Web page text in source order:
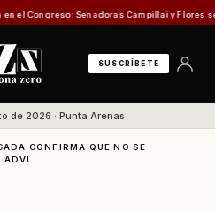
Senadoras Campillai y Flores se
SUSCRÍBETE
de 2026 · Punta Arenas
CONFIRMA QUE NO SE
ADVI...